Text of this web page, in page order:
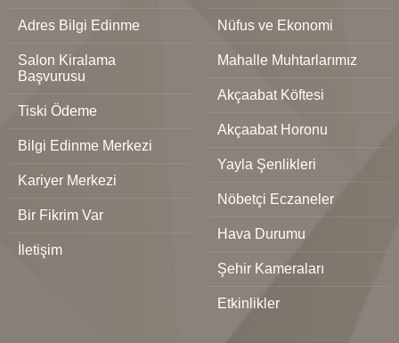
Adres Bilgi Edinme
Salon Kiralama
Başvurusu
Tiski Ödeme
Bilgi Edinme Merkezi
Kariyer Merkezi
Bir Fikrim Var
İletişim
Nüfus ve Ekonomi
Mahalle Muhtarlarımız
Akçaabat Köftesi
Akçaabat Horonu
Yayla Şenlikleri
Nöbetçi Eczaneler
Hava Durumu
Şehir Kameraları
Etkinlikler